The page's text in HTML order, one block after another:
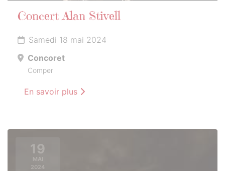
Concert Alan Stivell
Samedi 18 mai 2024
Concoret
Comper
En savoir plus
19
MAI
2024